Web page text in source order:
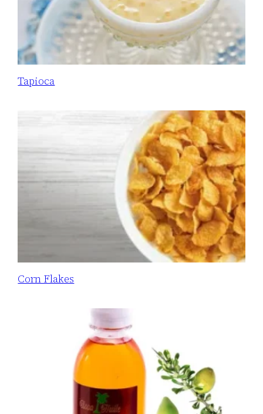
Tapioca
Corn Flakes